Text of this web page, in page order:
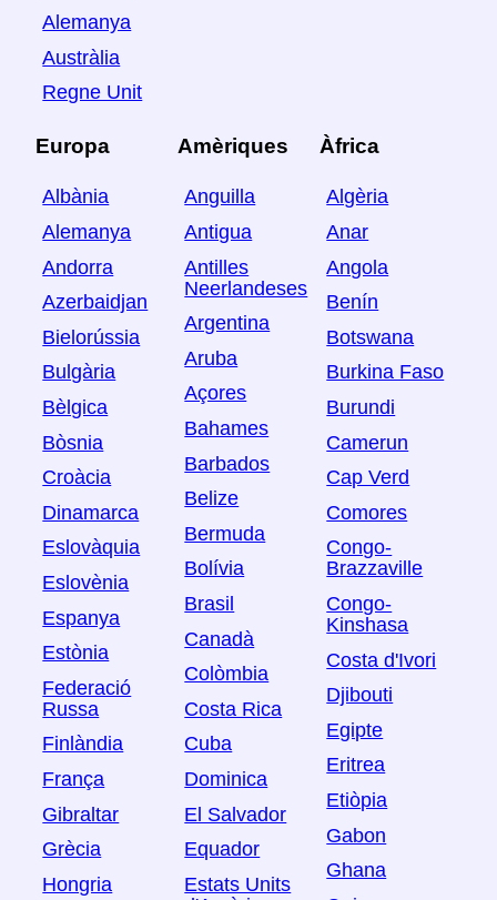
Alemanya
Austràlia
Regne Unit
Europa
Albània
Alemanya
Andorra
Azerbaidjan
Bielorússia
Bulgària
Bèlgica
Bòsnia
Croàcia
Dinamarca
Eslovàquia
Eslovènia
Espanya
Estònia
Federació
Russa
Finlàndia
França
Gibraltar
Grècia
Hongria
Amèriques
Anguilla
Antigua
Antilles
Neerlandeses
Argentina
Aruba
Açores
Bahames
Barbados
Belize
Bermuda
Bolívia
Brasil
Canadà
Colòmbia
Costa Rica
Cuba
Dominica
El Salvador
Equador
Estats Units
Àfrica
Algèria
Anar
Angola
Benín
Botswana
Burkina Faso
Burundi
Camerun
Cap Verd
Comores
Congo-
Brazzaville
Congo-
Kinshasa
Costa d'Ivori
Djibouti
Egipte
Eritrea
Etiòpia
Gabon
Ghana